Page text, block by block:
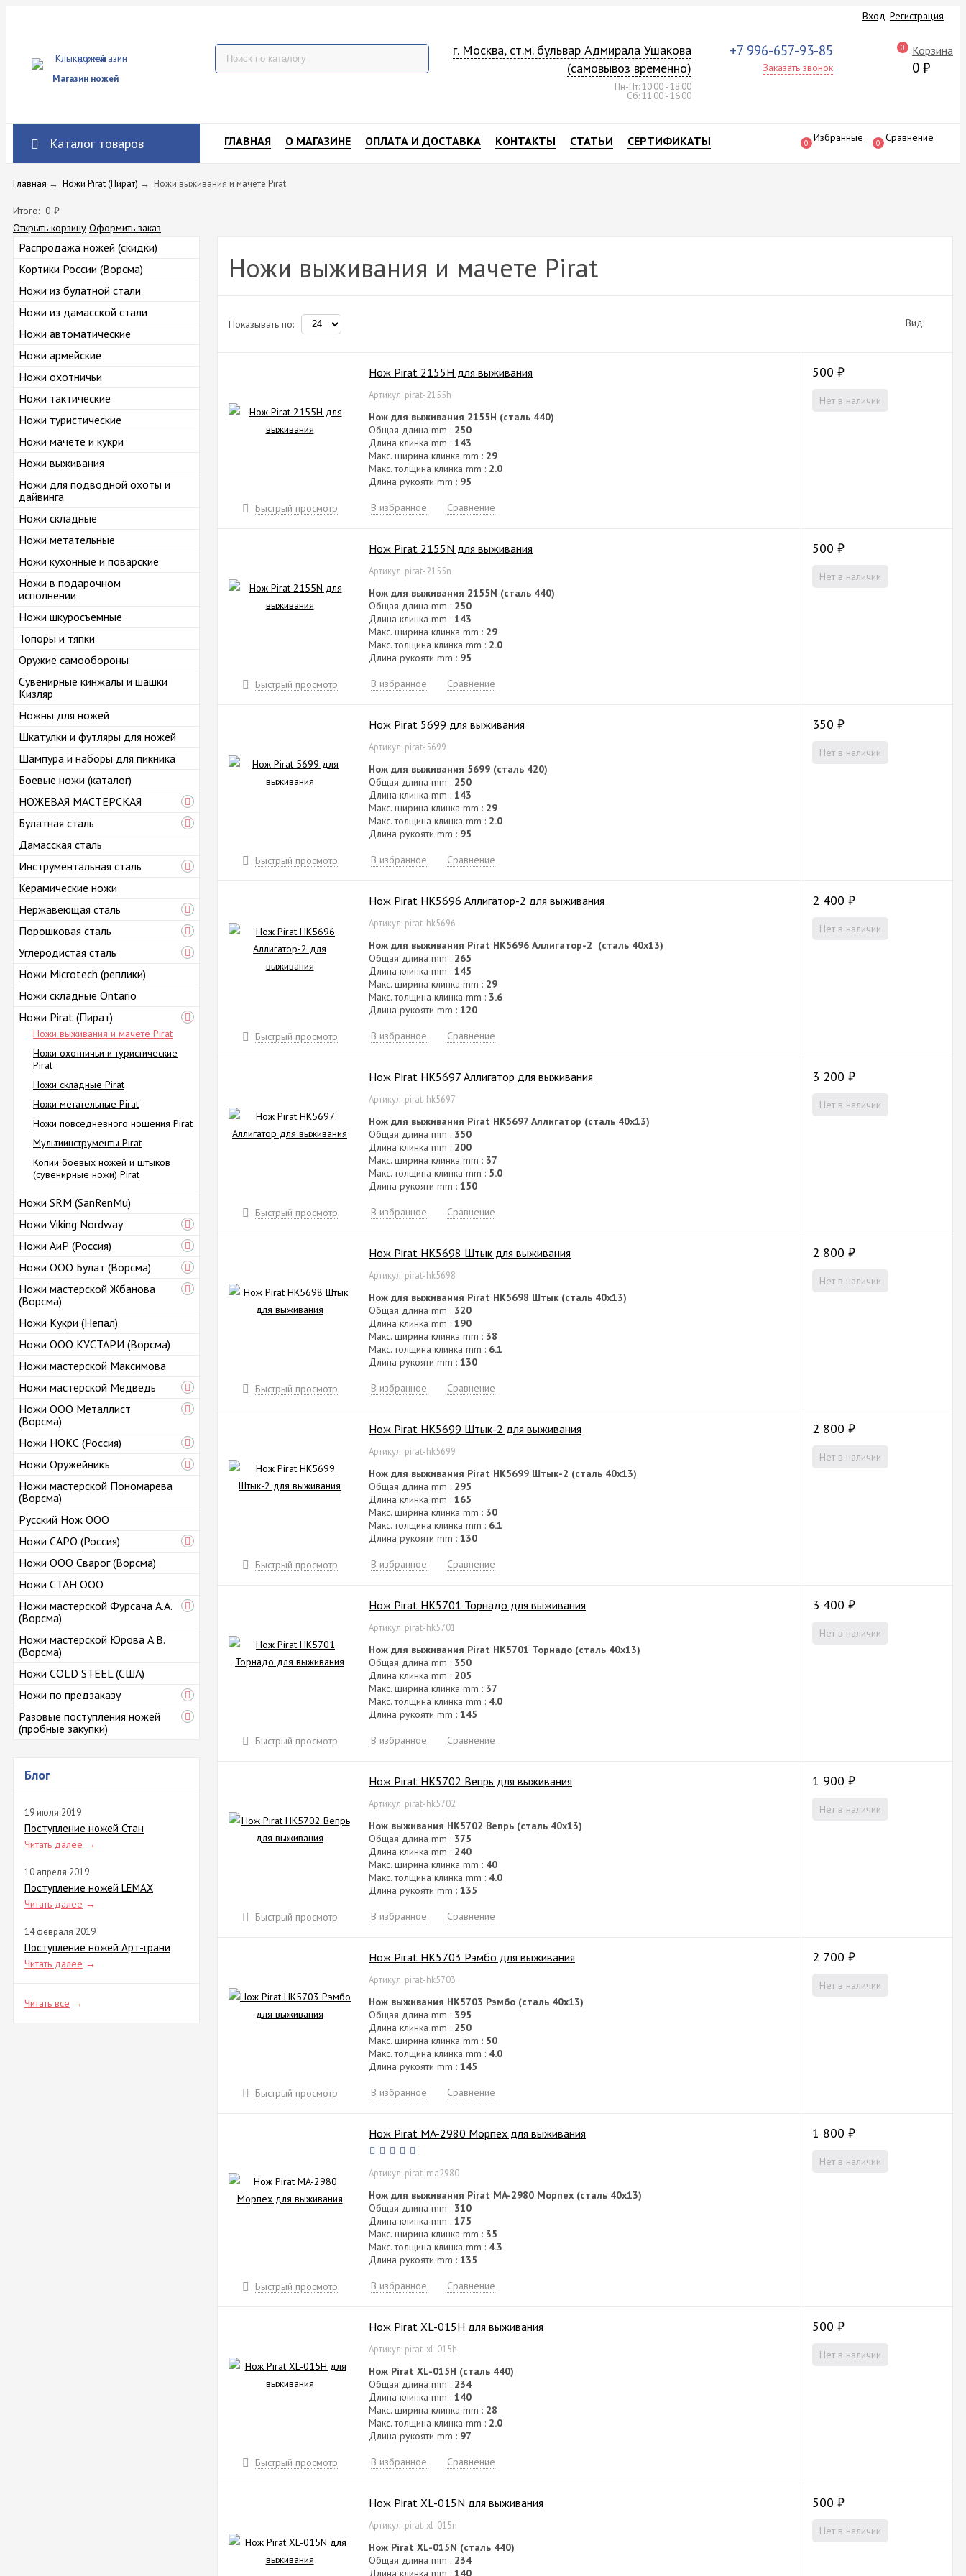
Вход Регистрация
Магазин ножей
г. Москва, ст.м. бульвар Адмирала Ушакова
(самовывоз временно)
Пн-Пт: 10:00 - 18:00
Сб: 11:00 - 16:00
+7 996-657-93-85
Заказать звонок
0 Корзина
0 ₽
Каталог товаров ГЛАВНАЯ О МАГАЗИНЕ ОПЛАТА И ДОСТАВКА КОНТАКТЫ СТАТЬИ СЕРТИФИКАТЫ 0 Избранные 0 Сравнение
Главная → Ножи Pirat (Пират) → Ножи выживания и мачете Pirat
Итого: 0 ₽
Открыть корзину Оформить заказ
Распродажа ножей (скидки)
Кортики России (Ворсма)
Ножи из булатной стали
Ножи из дамасской стали
Ножи автоматические
Ножи армейские
Ножи охотничьи
Ножи тактические
Ножи туристические
Ножи мачете и кукри
Ножи выживания
Ножи для подводной охоты и
дайвинга
Ножи складные
Ножи метательные
Ножи кухонные и поварские
Ножи в подарочном
исполнении
Ножи шкуросъемные
Топоры и тяпки
Оружие самообороны
Сувенирные кинжалы и шашки
Кизляр
Ножны для ножей
Шкатулки и футляры для ножей
Шампура и наборы для пикника
Боевые ножи (каталог)
НОЖЕВАЯ МАСТЕРСКАЯ
Булатная сталь
Дамасская сталь
Инструментальная сталь
Керамические ножи
Нержавеющая сталь
Порошковая сталь
Углеродистая сталь
Ножи Microtech (реплики)
Ножи складные Ontario
Ножи Pirat (Пират)
Ножи выживания и мачете Pirat
Ножи охотничьи и туристические
Pirat
Ножи складные Pirat
Ножи метательные Pirat
Ножи повседневного ношения Pirat
Мультиинструменты Pirat
Копии боевых ножей и штыков
(сувенирные ножи) Pirat
Ножи SRM (SanRenMu)
Ножи Viking Nordway
Ножи АиР (Россия)
Ножи ООО Булат (Ворсма)
Ножи мастерской Жбанова
(Ворсма)
Ножи Кукри (Непал)
Ножи ООО КУСТАРИ (Ворсма)
Ножи мастерской Максимова
Ножи мастерской Медведь
Ножи ООО Металлист
(Ворсма)
Ножи НОКС (Россия)
Ножи Оружейникъ
Ножи мастерской Пономарева
(Ворсма)
Русский Нож ООО
Ножи САРО (Россия)
Ножи ООО Сварог (Ворсма)
Ножи СТАН ООО
Ножи мастерской Фурсача А.А.
(Ворсма)
Ножи мастерской Юрова А.В.
(Ворсма)
Ножи COLD STEEL (США)
Ножи по предзаказу
Разовые поступления ножей
(пробные закупки)
Блог
19 июля 2019
Поступление ножей Стан
Читать далее →
10 апреля 2019
Поступление ножей LEMAX
Читать далее →
14 февраля 2019
Поступление ножей Арт-грани
Читать далее →
Читать все →
Ножи выживания и мачете Pirat
Показывать по: Вид:
Нож Pirat 2155H для выживания
Артикул: pirat-2155h
Нож для выживания 2155H (сталь 440)
Общая длина mm : 250
Длина клинка mm : 143
Макс. ширина клинка mm : 29
Макс. толщина клинка mm : 2.0
Длина рукояти mm : 95
500 ₽
Нет в наличии
Быстрый просмотр В избранное Сравнение
Нож Pirat 2155N для выживания
Артикул: pirat-2155n
Нож для выживания 2155N (сталь 440)
Общая длина mm : 250
Длина клинка mm : 143
Макс. ширина клинка mm : 29
Макс. толщина клинка mm : 2.0
Длина рукояти mm : 95
500 ₽
Нет в наличии
Быстрый просмотр В избранное Сравнение
Нож Pirat 5699 для выживания
Артикул: pirat-5699
Нож для выживания 5699 (сталь 420)
Общая длина mm : 250
Длина клинка mm : 143
Макс. ширина клинка mm : 29
Макс. толщина клинка mm : 2.0
Длина рукояти mm : 95
350 ₽
Нет в наличии
Быстрый просмотр В избранное Сравнение
Нож Pirat HK5696 Аллигатор-2 для выживания
Артикул: pirat-hk5696
Нож для выживания Pirat HK5696 Аллигатор-2 (сталь 40х13)
Общая длина mm : 265
Длина клинка mm : 145
Макс. ширина клинка mm : 29
Макс. толщина клинка mm : 3.6
Длина рукояти mm : 120
2 400 ₽
Нет в наличии
Быстрый просмотр В избранное Сравнение
Нож Pirat HK5697 Аллигатор для выживания
Артикул: pirat-hk5697
Нож для выживания Pirat HK5697 Аллигатор (сталь 40х13)
Общая длина mm : 350
Длина клинка mm : 200
Макс. ширина клинка mm : 37
Макс. толщина клинка mm : 5.0
Длина рукояти mm : 150
3 200 ₽
Нет в наличии
Быстрый просмотр В избранное Сравнение
Нож Pirat HK5698 Штык для выживания
Артикул: pirat-hk5698
Нож для выживания Pirat HK5698 Штык (сталь 40х13)
Общая длина mm : 320
Длина клинка mm : 190
Макс. ширина клинка mm : 38
Макс. толщина клинка mm : 6.1
Длина рукояти mm : 130
2 800 ₽
Нет в наличии
Быстрый просмотр В избранное Сравнение
Нож Pirat HK5699 Штык-2 для выживания
Артикул: pirat-hk5699
Нож для выживания Pirat HK5699 Штык-2 (сталь 40х13)
Общая длина mm : 295
Длина клинка mm : 165
Макс. ширина клинка mm : 30
Макс. толщина клинка mm : 6.1
Длина рукояти mm : 130
2 800 ₽
Нет в наличии
Быстрый просмотр В избранное Сравнение
Нож Pirat HK5701 Торнадо для выживания
Артикул: pirat-hk5701
Нож для выживания Pirat HK5701 Торнадо (сталь 40х13)
Общая длина mm : 350
Длина клинка mm : 205
Макс. ширина клинка mm : 37
Макс. толщина клинка mm : 4.0
Длина рукояти mm : 145
3 400 ₽
Нет в наличии
Быстрый просмотр В избранное Сравнение
Нож Pirat HK5702 Вепрь для выживания
Артикул: pirat-hk5702
Нож выживания HK5702 Вепрь (сталь 40х13)
Общая длина mm : 375
Длина клинка mm : 240
Макс. ширина клинка mm : 40
Макс. толщина клинка mm : 4.0
Длина рукояти mm : 135
1 900 ₽
Нет в наличии
Быстрый просмотр В избранное Сравнение
Нож Pirat HK5703 Рэмбо для выживания
Артикул: pirat-hk5703
Нож выживания HK5703 Рэмбо (сталь 40х13)
Общая длина mm : 395
Длина клинка mm : 250
Макс. ширина клинка mm : 50
Макс. толщина клинка mm : 4.0
Длина рукояти mm : 145
2 700 ₽
Нет в наличии
Быстрый просмотр В избранное Сравнение
Нож Pirat MA-2980 Морпех для выживания
Артикул: pirat-ma2980
Нож для выживания Pirat MA-2980 Морпех (сталь 40х13)
Общая длина mm : 310
Длина клинка mm : 175
Макс. ширина клинка mm : 35
Макс. толщина клинка mm : 4.3
Длина рукояти mm : 135
1 800 ₽
Нет в наличии
Быстрый просмотр В избранное Сравнение
Нож Pirat XL-015H для выживания
Артикул: pirat-xl-015h
Нож Pirat XL-015H (сталь 440)
Общая длина mm : 234
Длина клинка mm : 140
Макс. ширина клинка mm : 28
Макс. толщина клинка mm : 2.0
Длина рукояти mm : 97
500 ₽
Нет в наличии
Быстрый просмотр В избранное Сравнение
Нож Pirat XL-015N для выживания
Артикул: pirat-xl-015n
Нож Pirat XL-015N (сталь 440)
Общая длина mm : 234
Длина клинка mm : 140
500 ₽
Нет в наличии